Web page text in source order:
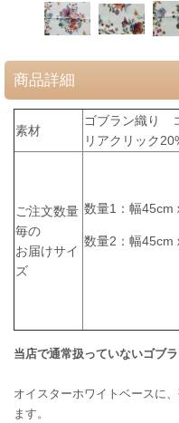
商品詳細
素材
ゴブラン織り
リアクリック
ご注文数量
毎の
お届けサイ
ズ
数量1：幅
数量2： 幅45cm
当店で通常扱っていないゴブラ
オイスターホワイトベースに
ます。